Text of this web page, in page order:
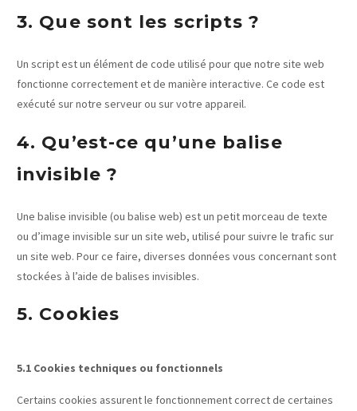
3. Que sont les scripts ?
Un script est un élément de code utilisé pour que notre site web
fonctionne correctement et de manière interactive. Ce code est
exécuté sur notre serveur ou sur votre appareil.
4. Qu’est-ce qu’une balise
invisible ?
Une balise invisible (ou balise web) est un petit morceau de texte
ou d’image invisible sur un site web, utilisé pour suivre le trafic sur
un site web. Pour ce faire, diverses données vous concernant sont
stockées à l’aide de balises invisibles.
5. Cookies
5.1 Cookies techniques ou fonctionnels
Certains cookies assurent le fonctionnement correct de certaines